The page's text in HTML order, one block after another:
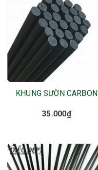
KHUNG SƯỜN CARBON
35.000₫